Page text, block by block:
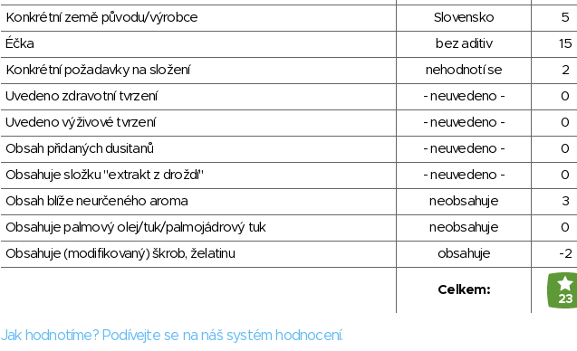
Konkrétní země původu/výrobce
Slovensko
5
Éčka
bez aditiv
15
Konkrétní požadavky na složení
nehodnotí se
2
Uvedeno zdravotní tvrzení
- neuvedeno -
0
Uvedeno výživové tvrzení
- neuvedeno -
0
Obsah přidaných dusitanů
- neuvedeno -
0
Obsahuje složku "extrakt z droždí"
- neuvedeno -
0
Obsah blíže neurčeného aroma
neobsahuje
3
Obsahuje palmový olej/tuk/palmojádrový tuk
neobsahuje
0
Obsahuje (modifikovaný) škrob, želatinu
obsahuje -2
Celkem:
23
Jak hodnotíme? Podívejte se na náš systém hodnocení.